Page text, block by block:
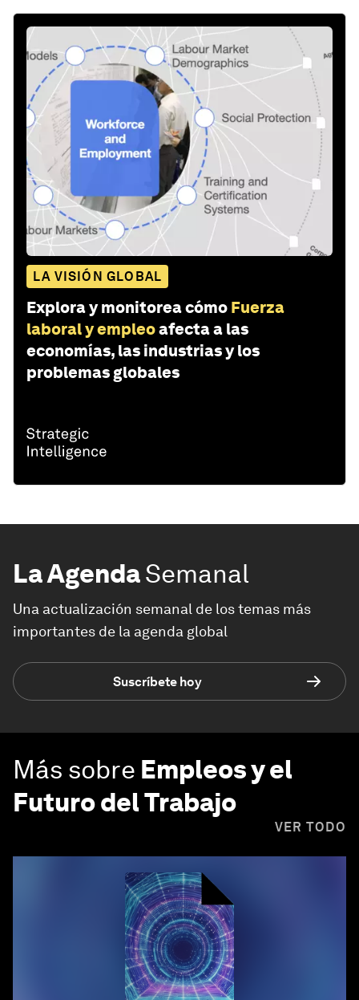
LA VISIÓN GLOBAL
Explora y monitorea cómo Fuerza
laboral y empleoafecta a las
economías, las industrias y los
problemas globales
La AgendaSemanal
Una actualización semanal de los temas más
importantes de la agenda global
Suscríbete hoy
Más sobre Empleos y el
Futuro del Trabajo
VER TODO